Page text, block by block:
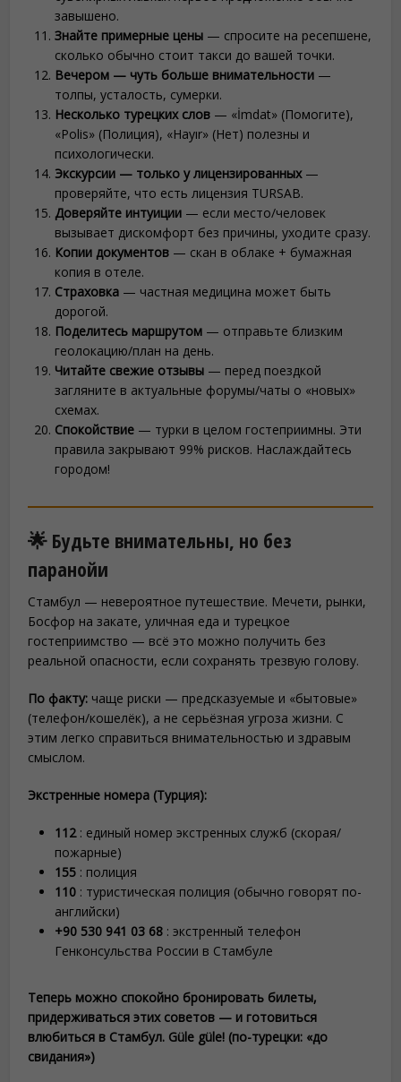
завышено.
Знайте примерные цены — спросите на ресепшене,
сколько обычно стоит такси до вашей точки.
Вечером — чуть больше внимательности —
толпы, усталость, сумерки.
Несколько турецких слов — «İmdat» (Помогите),
«Polis» (Полиция), «Hayır» (Нет) полезны и
психологически.
Экскурсии — только у лицензированных—
проверяйте, что есть лицензия TURSAB.
Доверяйте интуиции — если место/человек
вызывает дискомфорт без причины, уходите сразу.
Копии документов — скан в облаке + бумажная
копия в отеле.
Страховка — частная медицина может быть
дорогой.
Поделитесь маршрутом — отправьте близким
геолокацию/план на день.
Читайте свежие отзывы — перед поездкой
загляните в актуальные форумы/чаты о «новых»
схемах.
Спокойствие — турки в целом гостеприимны. Эти
правила закрывают 99% рисков. Наслаждайтесь
городом!
🌟 Будьте внимательны, но без
паранойи
Стамбул — невероятное путешествие. Мечети, рынки,
Босфор на закате, уличная еда и турецкое
гостеприимство — всё это можно получить без
реальной опасности, если сохранять трезвую голову.
По факту: чаще риски — предсказуемые и «бытовые»
(телефон/кошелёк), а не серьёзная угроза жизни. С
этим легко справиться внимательностью и здравым
смыслом.
Экстренные номера (Турция):
112: единый номер экстренных служб (скорая/
пожарные)
155 : полиция
110 : туристическая полиция (обычно говорят по-
английски)
+90 530 941 03 68 : экстренный телефон
Генконсульства России в Стамбуле
Теперь можно спокойно бронировать билеты,
придерживаться этих советов — и готовиться
влюбиться в Стамбул. Güle güle! (по-турецки: «до
свидания»)